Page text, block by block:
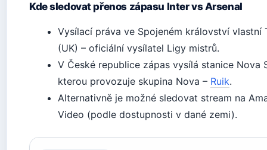
Kde sledovat přenos zápasu Inter vs Arsenal
Vysílací práva ve Spojeném království vlastní
(UK) – oficiální vysílatel Ligy mistrů.
V České republice zápas vysílá stanice Nova
kterou provozuje skupina Nova – Ruik.
Alternativně je možné sledovat stream na
Video (podle dostupnosti v dané zemi).